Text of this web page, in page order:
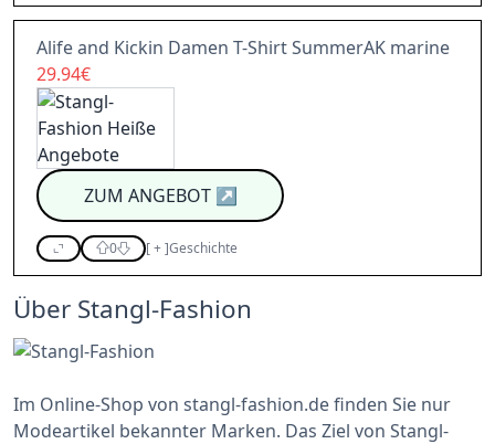
Alife and Kickin Damen T-Shirt SummerAK marine
29.94€
ZUM ANGEBOT↗
0 [+]Geschichte
Über Stangl-Fashion
Im Online-Shop von stangl-fashion.de finden Sie nur
Modeartikel bekannter Marken. Das Ziel von Stangl-